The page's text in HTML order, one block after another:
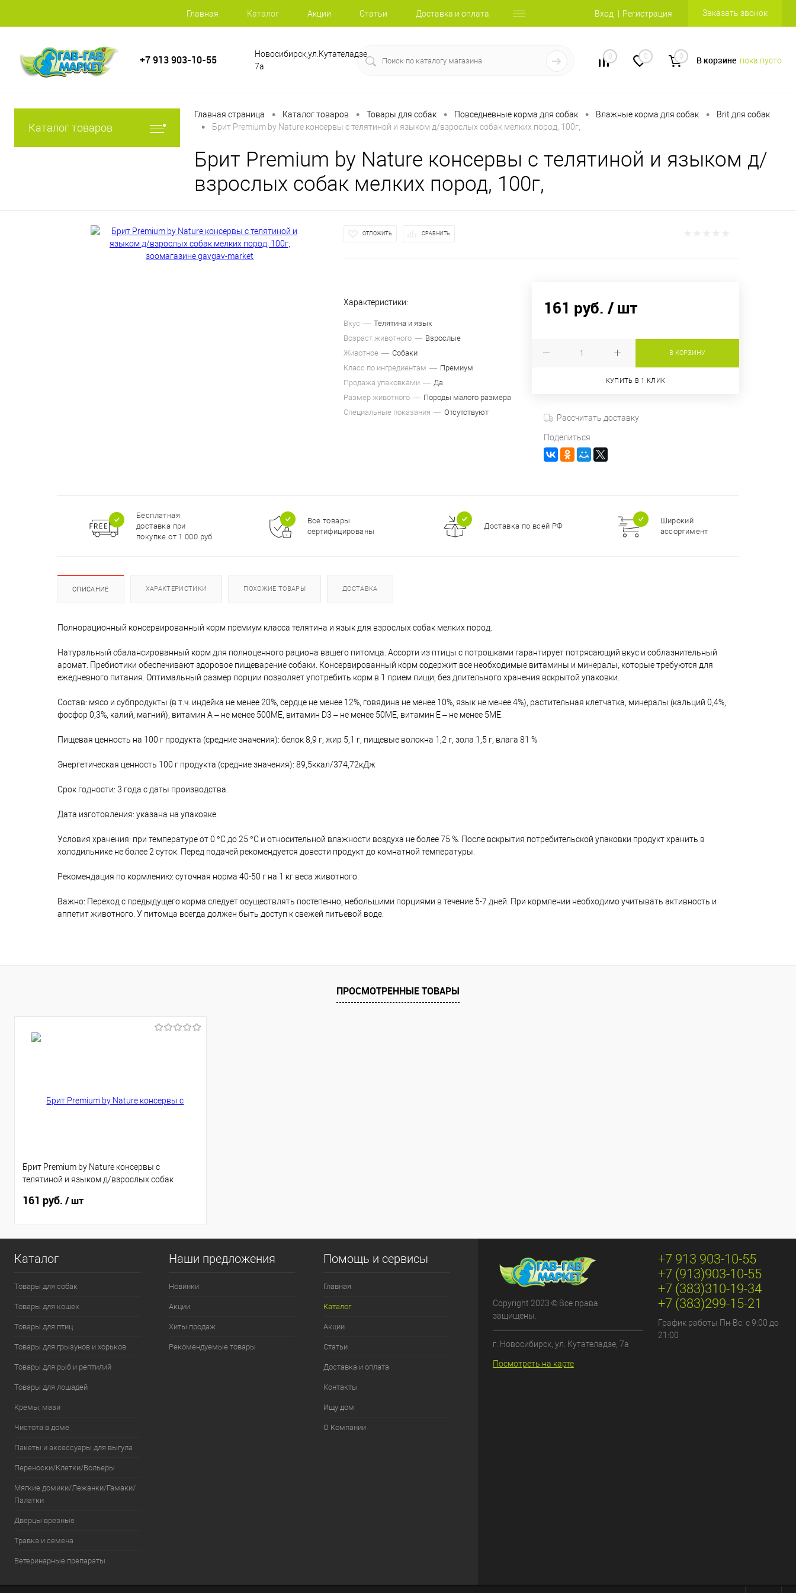
Главная Каталог Акции Статьи Доставка и оплата Вход Регистрация Заказать звонок
+7 913 903-10-55
Новосибирск,ул.Кутателадзе
7а
0 0 0 В корзине пока пусто
Каталог товаров
Главная страница • Каталог товаров • Товары для собак • Повседневные корма для собак • Влажные корма для собак • Brit для собак
• Брит Premium by Nature консервы с телятиной и языком д/взрослых собак мелких пород, 100г,
Брит Premium by Nature консервы с телятиной и языком д/
взрослых собак мелких пород, 100г,
ОТЛОЖИТЬ СРАВНИТЬ
Характеристики:
Вкус
Телятина и язык
Возраст животного
Взрослые
Животное
Собаки
Класс по ингредиентам
Премиум
Продажа упаковками
Да
Размер животного
Породы малого размера
Специальные показания
Отсутствуют
161 руб. / шт
В КОРЗИНУ
КУПИТЬ В 1 КЛИК
Рассчитать доставку
Поделиться
Бесплатная
доставка при
покупке от 1 000 руб
Все товары
сертифицированы
Доставка по всей РФ
Широкий
ассортимент
ОПИСАНИЕ ХАРАКТЕРИСТИКИ ПОХОЖИЕ ТОВАРЫ ДОСТАВКА
Полнорационный консервированный корм премиум класса телятина и язык для взрослых собак мелких пород.
Натуральный сбалансированный корм для полноценного рациона вашего питомца. Ассорти из птицы с потрошками гарантирует потрясающий вкус и соблазнительный
аромат. Пребиотики обеспечивают здоровое пищеварение собаки. Консервированный корм содержит все необходимые витамины и минералы, которые требуются для
ежедневного питания. Оптимальный размер порции позволяет употребить корм в 1 прием пищи, без длительного хранения вскрытой упаковки.
Состав: мясо и субпродукты (в т.ч. индейка не менее 20%, сердце не менее 12%, говядина не менее 10%, язык не менее 4%), растительная клетчатка, минералы (кальций 0,4%,
фосфор 0,3%, калий, магний), витамин А – не менее 500МЕ, витамин D3 – не менее 50ME, витамин Е – не менее 5МЕ.
Пищевая ценность на 100 г продукта (средние значения): белок 8,9 г, жир 5,1 г, пищевые волокна 1,2 г, зола 1,5 г, влага 81 %
Энергетическая ценность 100 г продукта (средние значения): 89,5ккал/374,72кДж
Срок годности: 3 года с даты производства.
Дата изготовления: указана на упаковке.
Условия хранения: при температуре от 0 °С до 25 °С и относительной влажности воздуха не более 75 %. После вскрытия потребительской упаковки продукт хранить в
холодильнике не более 2 суток. Перед подачей рекомендуется довести продукт до комнатной температуры.
Рекомендация по кормлению: суточная норма 40-50 г на 1 кг веса животного.
Важно: Переход с предыдущего корма следует осуществлять постепенно, небольшими порциями в течение 5-7 дней. При кормлении необходимо учитывать активность и
аппетит животного. У питомца всегда должен быть доступ к свежей питьевой воде.
ПРОСМОТРЕННЫЕ ТОВАРЫ
Брит Premium by Nature консервы с
телятиной и языком д/взрослых собак
161 руб. / шт
Каталог
Товары для собак
Товары для кошек
Товары для птиц
Товары для грызунов и хорьков
Товары для рыб и рептилий
Товары для лошадей
Кремы, мази
Чистота в доме
Пакеты и аксессуары для выгула
Переноски/Клетки/Вольеры
Мягкие домики/Лежанки/Гамаки/
Палатки
Дверцы врезные
Травка и семена
Ветеринарные препараты
Наши предложения
Новинки
Акции
Хиты продаж
Рекомендуемые товары
Помощь и сервисы
Главная
Каталог
Акции
Статьи
Доставка и оплата
Контакты
Ищу дом
О Компании
Copyright 2023 © Все права
защищены.
г. Новосибирск, ул. Кутателадзе, 7а
Посмотреть на карте
+7 913 903-10-55
+7 (913)903-10-55
+7 (383)310-19-34
+7 (383)299-15-21
График работы Пн-Вс: с 9:00 до
21:00